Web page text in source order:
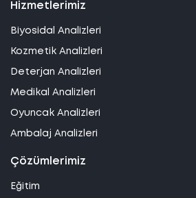
Hizmetlerimiz
Biyosidal Analizleri
Kozmetik Analizleri
Deterjan Analizleri
Medikal Analizleri
Oyuncak Analizleri
Ambalaj Analizleri
Çözümlerimiz
Eğitim